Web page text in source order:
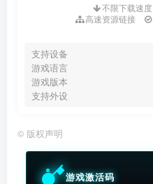
不限下载速度
高速资源链接
支持设备
游戏语言
游戏版本
支持外设
© 版权声明
游戏激活码